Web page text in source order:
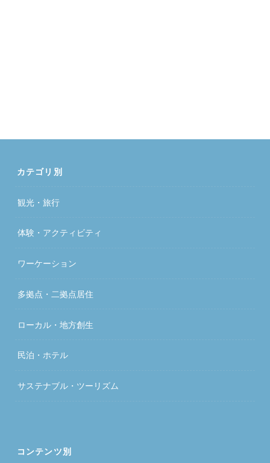
カテゴリ別
観光・旅行
体験・アクティビティ
ワーケーション
多拠点・二拠点居住
ローカル・地方創生
民泊・ホテル
サステナブル・ツーリズム
コンテンツ別